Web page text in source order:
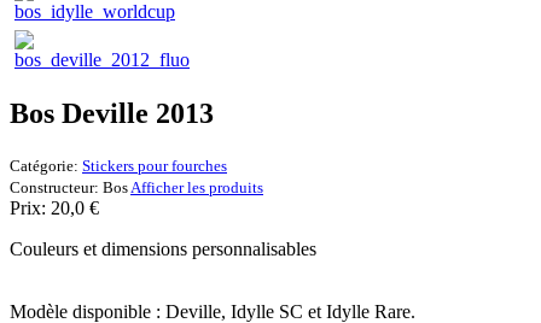
Bos Deville 2013
Catégorie: Stickers pour fourches
Constructeur: Bos Afficher les produits
Prix: 20,0 €
Couleurs et dimensions personnalisables
Modèle disponible : Deville, Idylle SC et Idylle Rare.